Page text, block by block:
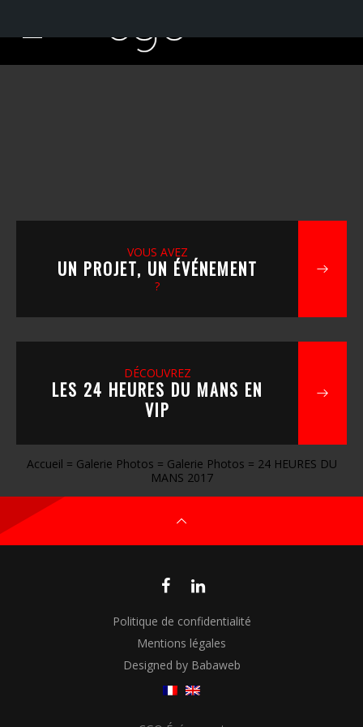
VOUS AVEZ
UN PROJET, UN ÉVÉNEMENT
?
DÉCOUVREZ
LES 24 HEURES DU MANS EN
VIP
Accueil = Galerie Photos = Galerie Photos = 24 HEURES DU
MANS 2017
Politique de confidentialité
Mentions légales
Designed by Babaweb